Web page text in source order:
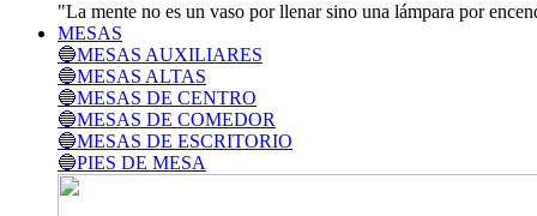
"La mente no es un vaso por llenar sino una lámpara por
MESAS
🔵MESAS AUXILIARES
🔵MESAS ALTAS
🔵MESAS DE CENTRO
🔵MESAS DE COMEDOR
🔵MESAS DE ESCRITORIO
🔵PIES DE MESA